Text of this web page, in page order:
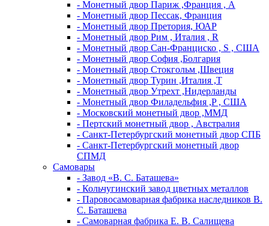
- Монетный двор Париж ,Франция , A
- Монетный двор Пессак, Франция
- Монетный двор Претория, ЮАР
- Монетный двор Рим , Италия , R
- Монетный двор Сан-Франциско , S , США
- Монетный двор София ,Болгария
- Монетный двор Стокгольм ,Швеция
- Монетный двор Турин ,Италия ,T
- Монетный двор Утрехт ,Нидерланды
- Монетный двор Филадельфия ,P , США
- Московский монетный двор ,ММД
- Пертский монетный двор , Австралия
- Санкт-Петербургский монетный двор СПБ
- Санкт-Петербургский монетный двор
СПМД
Самовары
- Завод «В. С. Баташева»
- Кольчугинский завод цветных металлов
- Паровосамоварная фабрика наследников В.
С. Баташева
- Самоварная фабрика Е. В. Салищева